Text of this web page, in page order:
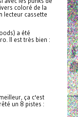
coloré de la
lecteur cassette
a été
Il est très bien :
ça c'est
un 8 pistes :